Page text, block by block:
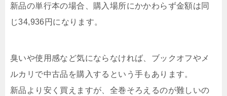
新品の単行本の場合、購入場所にかかわらず金額は同
じ34,936円になります。
臭いや使用感など気にならなければ、ブックオフやメ
ルカリで中古品を購入するという手もあります。
新品より安く買えますが、全巻そろえるのが難しいの